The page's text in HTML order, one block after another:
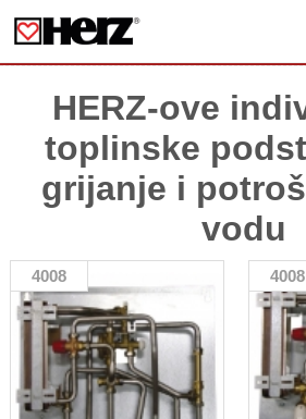
HERZ-ove
toplinske
grijanje i
vodu
4008 4008